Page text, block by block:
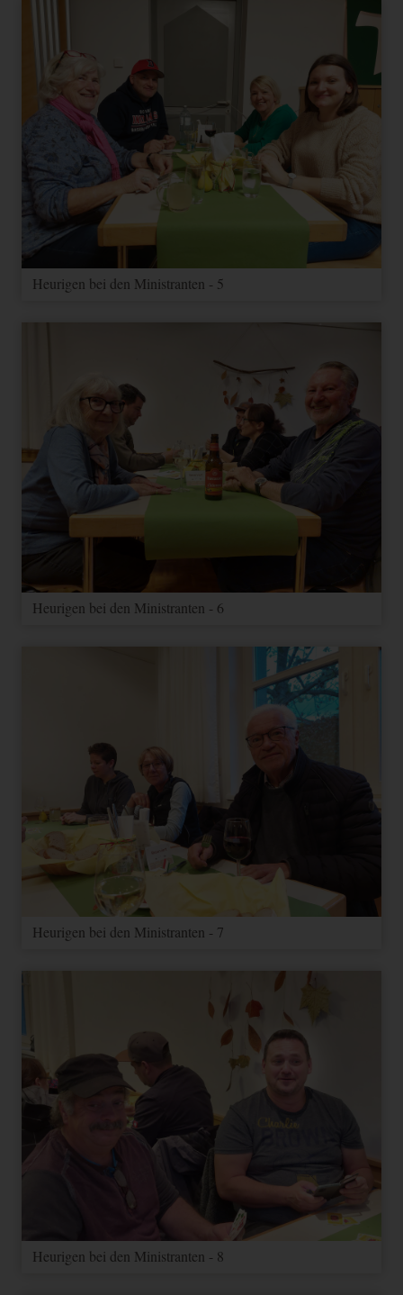
Heurigen bei den Ministranten - 5
Heurigen bei den Ministranten - 6
Heurigen bei den Ministranten - 7
Heurigen bei den Ministranten - 8